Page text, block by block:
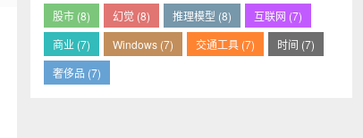
股市 (8)
幻觉 (8) 推理模型 (8)
互联网 (7)
商业 (7)
Windows (7) 交通工具 (7)
时间 (7)
奢侈品 (7)